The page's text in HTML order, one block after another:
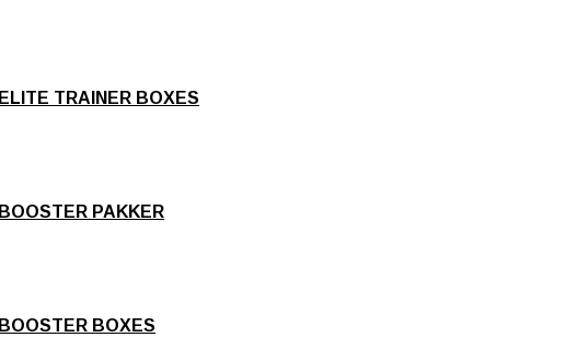
ELITE TRAINER BOXES
BOOSTER PAKKER
BOOSTER BOXES